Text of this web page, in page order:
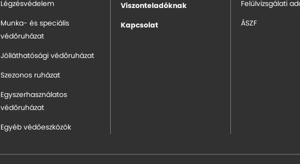
Légzésvédelem
Munka- és speciális
védőruházat
Jólláthatósági védőruházat
Szezonos ruházat
Egyszerhasználatos
védőruházat
Egyéb védőeszközök
Viszonteladóknak
Kapcsolat
Felülvizsgálati
ÁSZF